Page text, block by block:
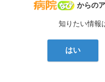
病院なび
からの
知りたい情報
はい